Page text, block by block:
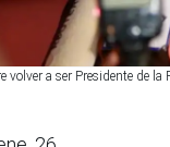
volver a ser Presidente de